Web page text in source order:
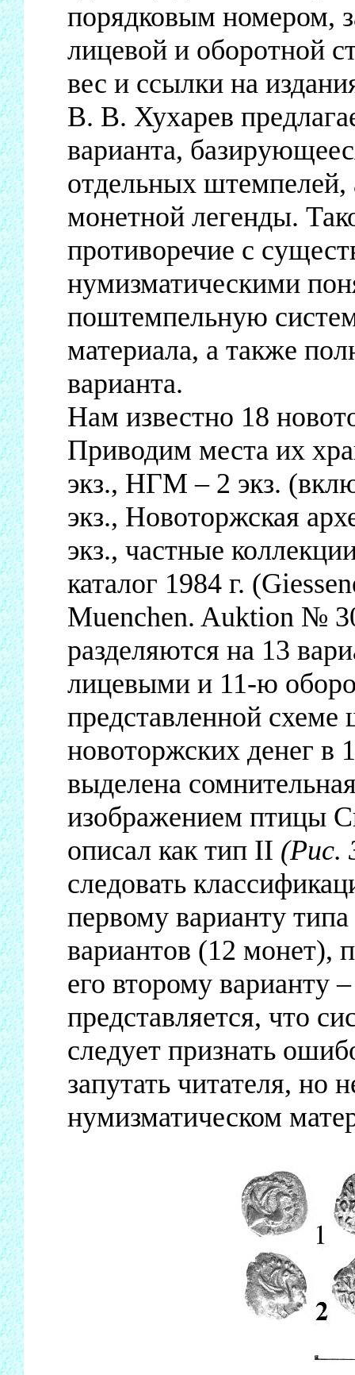
порядковым номером,
лицевой и оборотной
вес и ссылки на
В. В. Хухарев
варианта,
отдельных штемпелей,
монетной легенды.
противоречие с
нумизматическими
поштемпельную
материала, а также
варианта.
Нам известно 18
Приводим места их
экз., НГМ – 2 экз.
экз., Новоторжская
экз., частные
каталог 1984 г.
Muenchen. Auktion №
разделяются на 13
лицевыми и 11-ю
представленной
новоторжских денег в
выделена
изображением птицы
описал как тип II (Рис.
следовать
первому варианту
вариантов (12 монет),
его второму варианту
представляется, что
следует признать
запутать читателя, но
нумизматическом